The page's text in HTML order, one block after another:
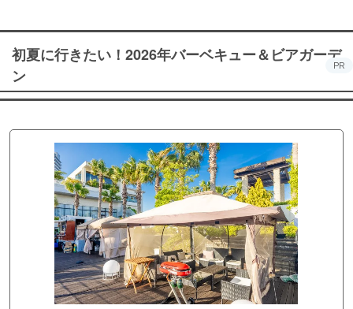
初夏に行きたい！2026年バーベキュー＆ビアガーデ
ン
PR